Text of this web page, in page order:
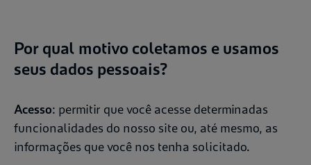
Por qual motivo coletamos e usamos
seus dados pessoais?
Acesso: permitir que você acesse determinadas
funcionalidades do nosso site ou, até mesmo, as
informações que você nos tenha solicitado.